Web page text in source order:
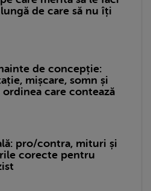
de care să nu îți
de concepție:
mișcare, somn și
care contează
pro/contra, mituri și
corecte pentru